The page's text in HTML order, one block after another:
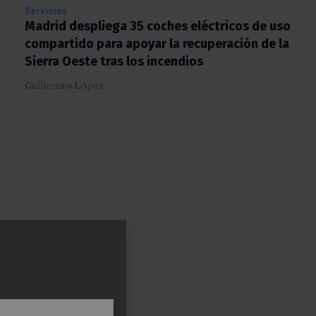
Servicios
Madrid despliega 35 coches eléctricos de
uso compartido para apoyar la recuperación
de la Sierra Oeste tras los incendios
Guillermo López